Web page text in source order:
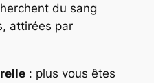
du sang
attirées par
: plus vous êtes